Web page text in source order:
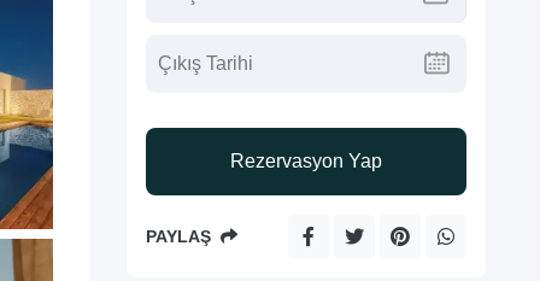
Rezervasyon Yap
PAYLAŞ